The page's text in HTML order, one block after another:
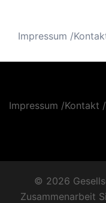
Impressum /
Impressum /Kontakt /
© 2026
Zusammenarbeit